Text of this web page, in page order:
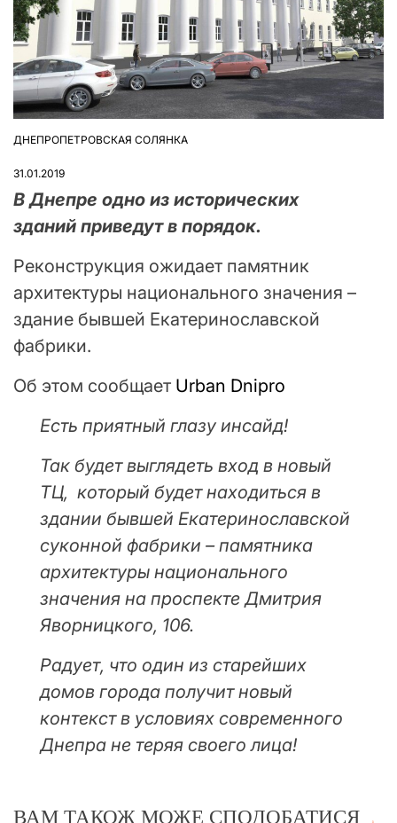
ОПУБЛІКУВАТИ
ДНЕПРОПЕТРОВСКАЯ СОЛЯНКА
31.01.2019
В Днепре одно из исторических
зданий приведут в порядок.
Реконструкция ожидает памятник
архитектуры национального значения –
здание бывшей Екатеринославской
фабрики.
Об этом сообщает Urban Dnipro
Есть приятный глазу инсайд!
Так будет выглядеть вход в новый
ТЦ, который будет находиться в
здании бывшей Екатеринославской
суконной фабрики – памятника
архитектуры национального
значения на проспекте Дмитрия
Яворницкого, 106.
Радует, что один из старейших
домов города получит новый
контекст в условиях современного
Днепра не теряя своего лица!